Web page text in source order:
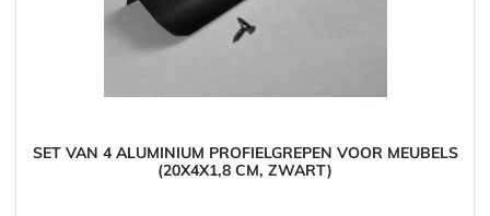
SET VAN 4 ALUMINIUM PROFIELGREPEN VOOR MEUBELS
(20X4X1,8 CM, ZWART)